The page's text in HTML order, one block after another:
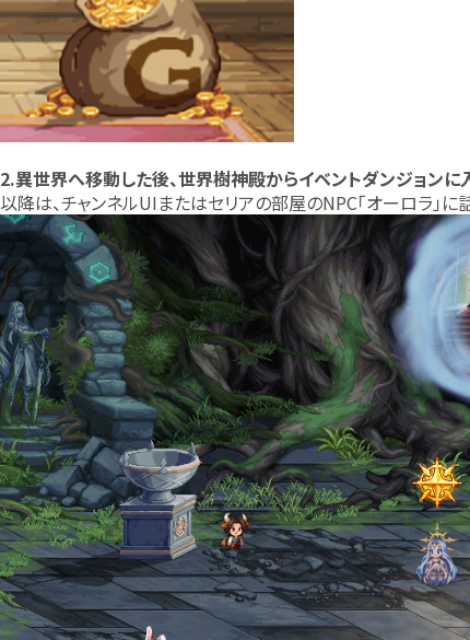
2.異世界へ移動した後、世界樹神殿からイベントダンジョンに
以降は、チャンネルUIまたはセリアの部屋のNPC「オーロラ」